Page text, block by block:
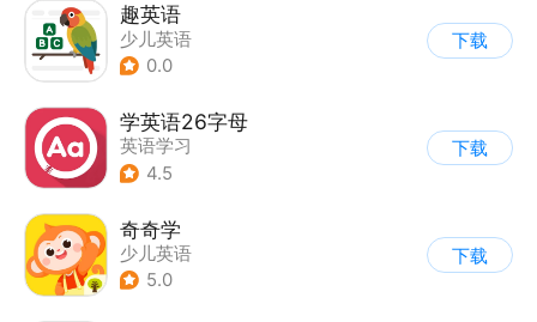
趣英语
少儿英语
0.0
下载
学英语26字母
英语学习
4.5
下载
奇奇学
少儿英语
5.0
下载